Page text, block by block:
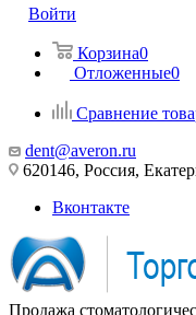
Войти
Корзина0
Отложенные0
Сравнение
dent@averon.ru
620146, Россия,
Вконтакте
Продажа